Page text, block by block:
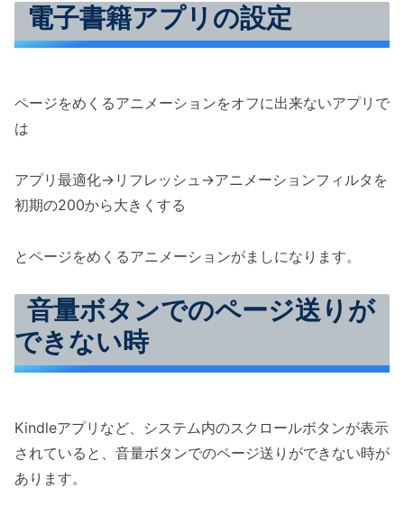
電子書籍アプリの設定
ページをめくるアニメーションをオフに出来ないアプリで
は
アプリ最適化→リフレッシュ→アニメーションフィルタを
初期の200から大きくする
とページをめくるアニメーションがましになります。
音量ボタンでのページ送りが
できない時
Kindleアプリなど、システム内のスクロールボタンが表示
されていると、音量ボタンでのページ送りができない時が
あります。